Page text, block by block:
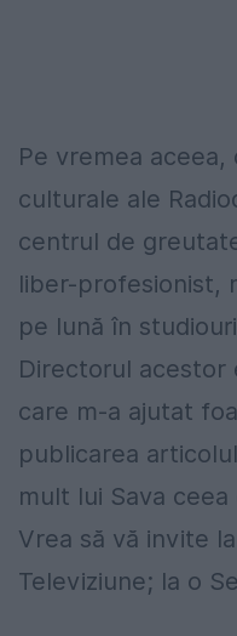
Pe vremea
culturale ale
centrul de
liber-profesionist,
pe lună în
Directorul acestor
care m-a ajutat
publicarea
mult lui Sava
Vrea să vă invite
Televiziune; la o